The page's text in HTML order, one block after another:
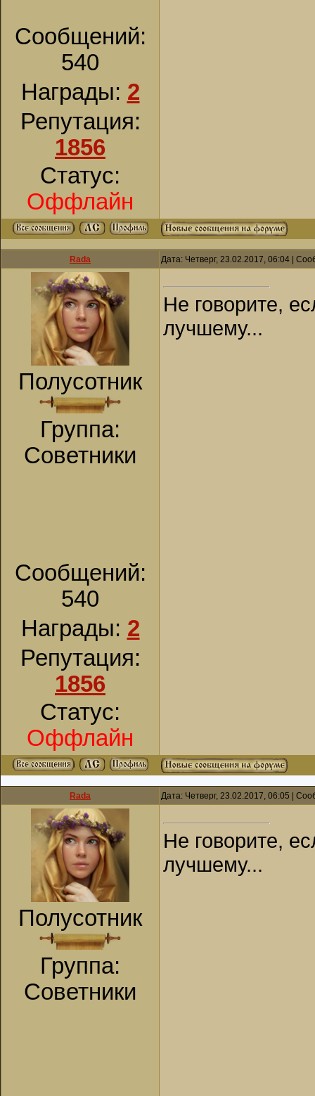
Сообщений:
540
Награды: 2
Репутация:
1856
Статус:
Оффлайн
Rada Дата: Четверг, 23.02.2017, 06:04 |
Полусотник
Группа:
Советники
Сообщений:
540
Награды: 2
Репутация:
1856
Статус:
Оффлайн
Не говорите,
лучшему...
Rada Дата: Четверг, 23.02.2017, 06:05 |
Полусотник
Группа:
Советники
Не говорите,
лучшему...